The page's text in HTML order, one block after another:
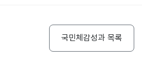
국민체감성과 목록